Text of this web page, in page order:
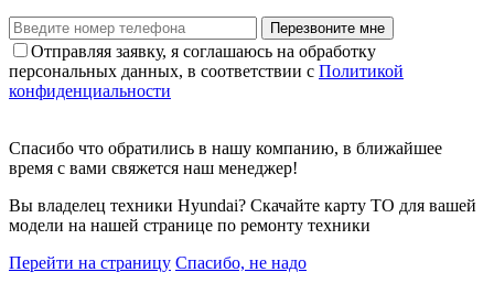
Перезвоните мне
Отправляя заявку, я соглашаюсь на обработку
персональных данных, в соответствии с Политикой
конфиденциальности
Спасибо что обратились в нашу компанию, в ближайшее
время с вами свяжется наш менеджер!
Вы владелец техники Hyundai? Скачайте карту ТО для вашей
модели на нашей странице по ремонту техники
Перейти на страницу Спасибо, не надо